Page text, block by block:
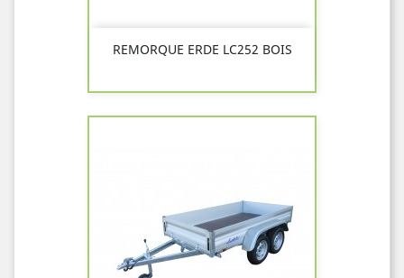
REMORQUE ERDE LC252 BOIS